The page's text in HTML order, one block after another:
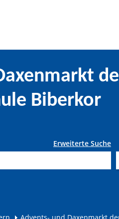
Biberkor
Erweiterte Suche